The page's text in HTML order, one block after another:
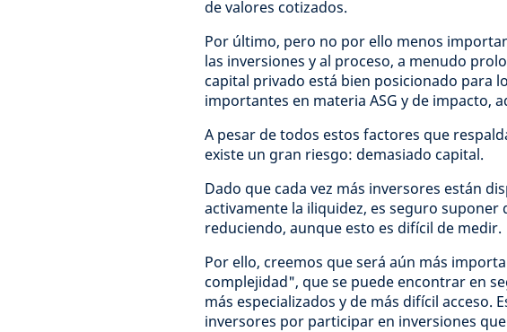
de valores cotizados.
Por último, pero no por ello menos
las inversiones y al proceso, a menudo
capital privado está bien posicionado para
importantes en materia ASG y de impacto,
A pesar de todos estos factores que
existe un gran riesgo: demasiado capital.
Dado que cada vez más inversores están
activamente la iliquidez, es seguro suponer
reduciendo, aunque esto es difícil de medir.
Por ello, creemos que será aún más
complejidad", que se puede encontrar en
más especializados y de más difícil acceso.
inversores por participar en inversiones